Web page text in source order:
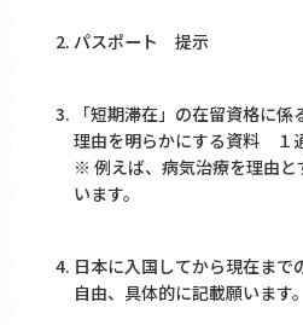
パスポート 提示
「短期滞在」の在留資格に
理由を明らかにする資料 １
※ 例えば、病気治療を理由
います。
日本に入国してから現在ま
自由、具体的に記載願いま